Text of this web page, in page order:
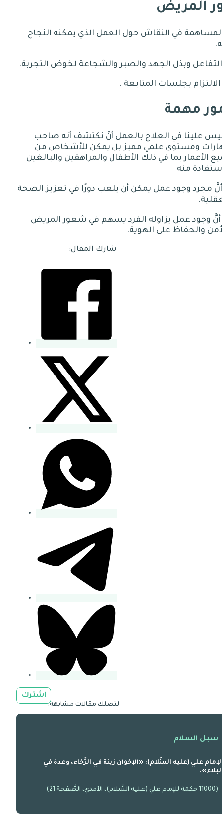
المريض
في النقاش حول العمل الذي يمكنه النجاح
.
وبذل الجهد والصبر والشجاعة لخوض التجربة.
بجلسات المتابعة .
مهمة
علينا في العلاج بالعمل أنْ نكتشف أنه صاحب
ومستوى علمي مميز بل يمكن للأشخاص من
الأعمار بما في ذلك الأطفال والمراهقين والبالغين
منه
مجرد وجود عمل يمكن أن يلعب دورًا في تعزيز الصحة
.
وجود عمل يزاوله الفرد يسهم في شعور المريض
والحفاظ على الهوية.
شارك المقال:
اشترك
لتصلك مقالات مشابهة:
سبل السلام
علي (عليه السَّلام): «الإخوان زينة في الرَّخاء، وعدة في
(11000 حكمة للإمام علي (عليه السَّلام)، الآمدي، الصَّفحة 21)